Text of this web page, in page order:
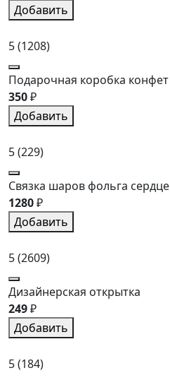
Добавить
5(1208)
Подарочная коробка конфет
350₽
Добавить
5(229)
Связка шаров фольга сердце
1280₽
Добавить
5(2609)
Дизайнерская открытка
249₽
Добавить
5(184)